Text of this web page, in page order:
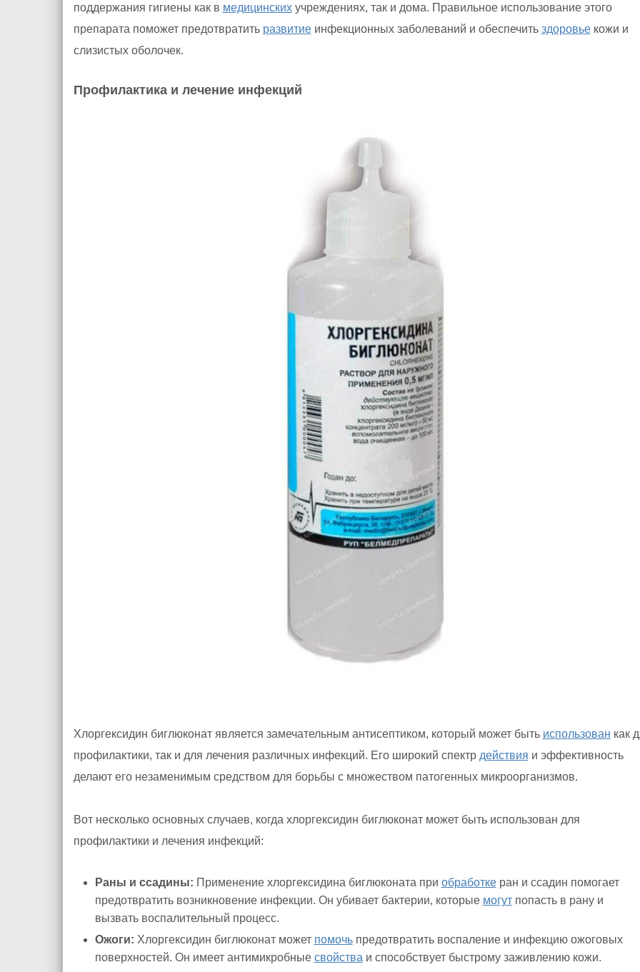
поддержания гигиены как в медицинскихучреждениях, так и дома. Правильное использование этого
препарата поможет предотвратить развитиеинфекционных заболеваний и обеспечить здоровьекожи и
слизистых оболочек.
Профилактика и лечение инфекций
Хлоргексидин биглюконат является замечательным антисептиком, который может быть использован как
профилактики, так и для лечения различных инфекций. Его широкий спектр действия и эффективность
делают его незаменимым средством для борьбы с множеством патогенных микроорганизмов.
Вот несколько основных случаев, когда хлоргексидин биглюконат может быть использован для
профилактики и лечения инфекций:
Раны и ссадины: Применение хлоргексидина биглюконата при обработкеран и ссадин помогает
предотвратить возникновение инфекции. Он убивает бактерии, которые могутпопасть в рану и
вызвать воспалительный процесс.
Ожоги: Хлоргексидин биглюконат может помочьпредотвратить воспаление и инфекцию ожоговых
поверхностей. Он имеет антимикробные свойства и способствует быстрому заживлению кожи.